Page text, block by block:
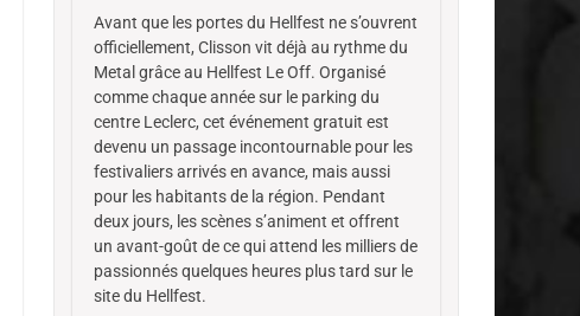
Avant que les portes du Hellfest ne s’ouvrent
officiellement, Clisson vit déjà au rythme du
Metal grâce au Hellfest Le Off. Organisé
comme chaque année sur le parking du
centre Leclerc, cet événement gratuit est
devenu un passage incontournable pour les
festivaliers arrivés en avance, mais aussi
pour les habitants de la région. Pendant
deux jours, les scènes s’animent et offrent
un avant-goût de ce qui attend les milliers de
passionnés quelques heures plus tard sur le
site du Hellfest.